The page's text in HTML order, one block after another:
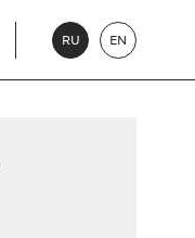
RU EN